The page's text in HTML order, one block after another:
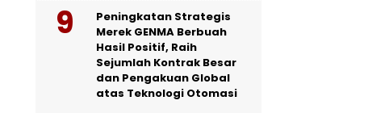
Peningkatan Strategis
Merek GENMA Berbuah
Hasil Positif, Raih
Sejumlah Kontrak Besar
dan Pengakuan Global
atas Teknologi Otomasi